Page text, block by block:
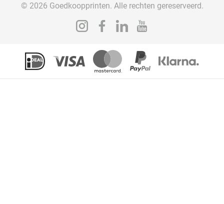
© 2026 Goedkoopprinten. Alle rechten gereserveerd.